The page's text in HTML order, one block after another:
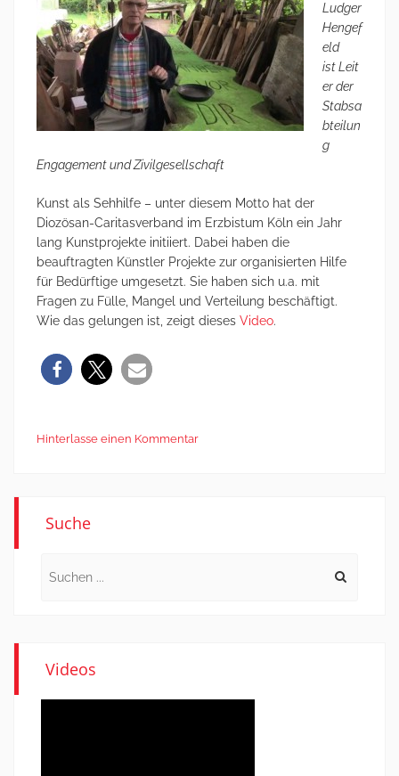
Ludger
Hengef
eld
ist Leit
er der
Stabsa
bteilun
g
Engagement und Zivilgesellschaft
Kunst als Sehhilfe – unter diesem Motto hat der
Diozösan-Caritasverband im Erzbistum Köln ein Jahr
lang Kunstprojekte initiiert. Dabei haben die
beauftragten Künstler Projekte zur organisierten Hilfe
für Bedürftige umgesetzt. Sie haben sich u.a. mit
Fragen zu Fülle, Mangel und Verteilung beschäftigt.
Wie das gelungen ist, zeigt dieses Video.
Hinterlasse einen Kommentar
Suche
Videos